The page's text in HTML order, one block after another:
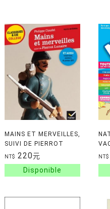
MAINS ET MERVEILLES,
SUIVI DE PIERROT
LUNAIRE
NT$ 220元 NT$